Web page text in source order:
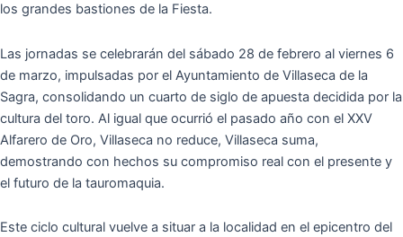
los grandes bastiones de la Fiesta.
Las jornadas se celebrarán del sábado 28 de febrero al viernes 6
de marzo, impulsadas por el Ayuntamiento de Villaseca de la
Sagra, consolidando un cuarto de siglo de apuesta decidida por la
cultura del toro. Al igual que ocurrió el pasado año con el XXV
Alfarero de Oro, Villaseca no reduce, Villaseca suma,
demostrando con hechos su compromiso real con el presente y
el futuro de la tauromaquia.
Este ciclo cultural vuelve a situar a la localidad en el epicentro del